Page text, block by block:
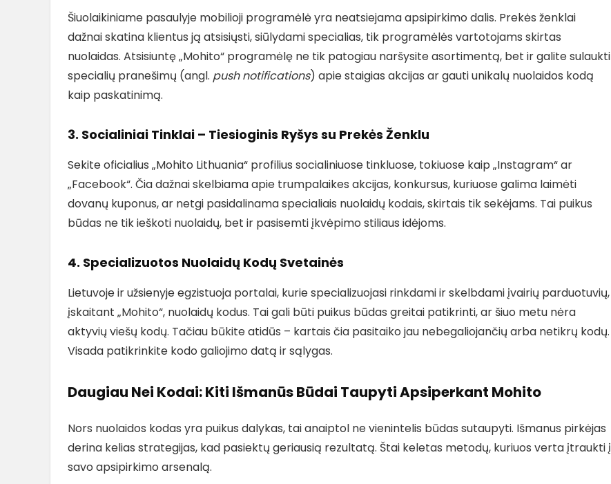
Šiuolaikiniame pasaulyje mobilioji programėlė yra neatsiejama apsipirkimo dalis. Prekės ženklai
dažnai skatina klientus ją atsisiųsti, siūlydami specialias, tik programėlės vartotojams skirtas
nuolaidas. Atsisiuntę „Mohito“ programėlę ne tik patogiau naršysite asortimentą, bet ir galite sulaukti
specialių pranešimų (angl. push notifications) apie staigias akcijas ar gauti unikalų nuolaidos kodą
kaip paskatinimą.
3. Socialiniai Tinklai – Tiesioginis Ryšys su Prekės Ženklu
Sekite oficialius „Mohito Lithuania“ profilius socialiniuose tinkluose, tokiuose kaip „Instagram“ ar
„Facebook“. Čia dažnai skelbiama apie trumpalaikes akcijas, konkursus, kuriuose galima laimėti
dovanų kuponus, ar netgi pasidalinama specialiais nuolaidų kodais, skirtais tik sekėjams. Tai puikus
būdas ne tik ieškoti nuolaidų, bet ir pasisemti įkvėpimo stiliaus idėjoms.
4. Specializuotos Nuolaidų Kodų Svetainės
Lietuvoje ir užsienyje egzistuoja portalai, kurie specializuojasi rinkdami ir skelbdami įvairių parduotuvių,
įskaitant „Mohito“, nuolaidų kodus. Tai gali būti puikus būdas greitai patikrinti, ar šiuo metu nėra
aktyvių viešų kodų. Tačiau būkite atidūs – kartais čia pasitaiko jau nebegaliojančių arba netikrų kodų.
Visada patikrinkite kodo galiojimo datą ir sąlygas.
Daugiau Nei Kodai: Kiti Išmanūs Būdai Taupyti Apsiperkant Mohito
Nors nuolaidos kodas yra puikus dalykas, tai anaiptol ne vienintelis būdas sutaupyti. Išmanus pirkėjas
derina kelias strategijas, kad pasiektų geriausią rezultatą. Štai keletas metodų, kuriuos verta įtraukti į
savo apsipirkimo arsenalą.